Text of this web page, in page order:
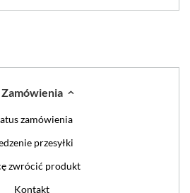
Zamówienia
zamówienia
przesyłki
zwrócić produkt
Kontakt